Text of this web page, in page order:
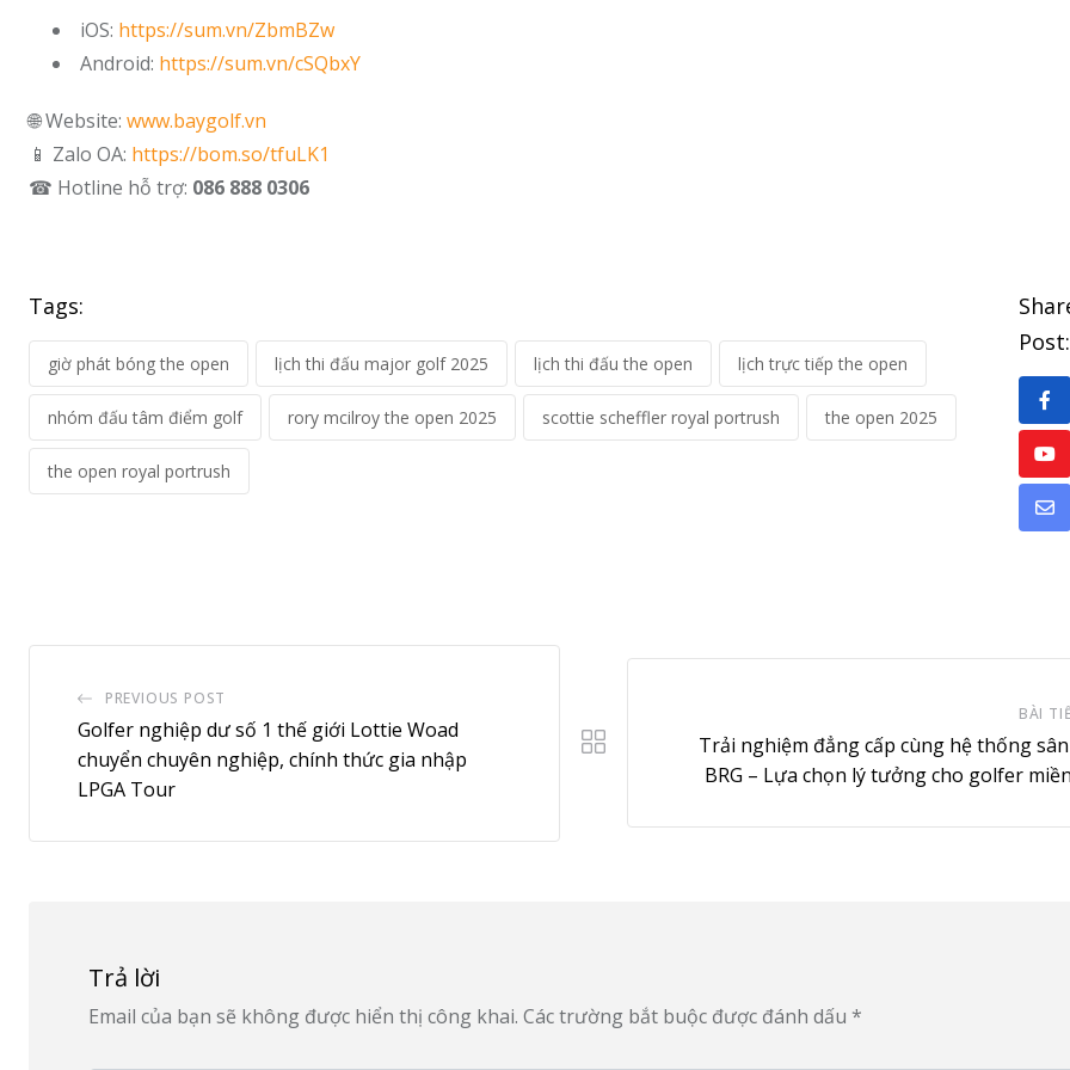
iOS: https://sum.vn/ZbmBZw
Android: https://sum.vn/cSQbxY
🌐 Website: www.baygolf.vn
📱 Zalo OA: https://bom.so/tfuLK1
☎ Hotline hỗ trợ: 086 888 0306
Tags:
giờ phát bóng the open lịch thi đấu major golf 2025 lịch thi đấu the open lịch trực tiếp the open
nhóm đấu tâm điểm golf rory mcilroy the open 2025 scottie scheffler royal portrush the open 2025
the open royal portrush
Post:
PREVIOUS POST
Golfer nghiệp dư số 1 thế giới Lottie Woad
chuyển chuyên nghiệp, chính thức gia nhập
LPGA Tour
BÀI
Trải nghiệm đẳng cấp cùng hệ thống
BRG – Lựa chọn lý tưởng cho golfer
Trả lời
Email của bạn sẽ không được hiển thị công khai. Các trường bắt buộc được đánh dấu *